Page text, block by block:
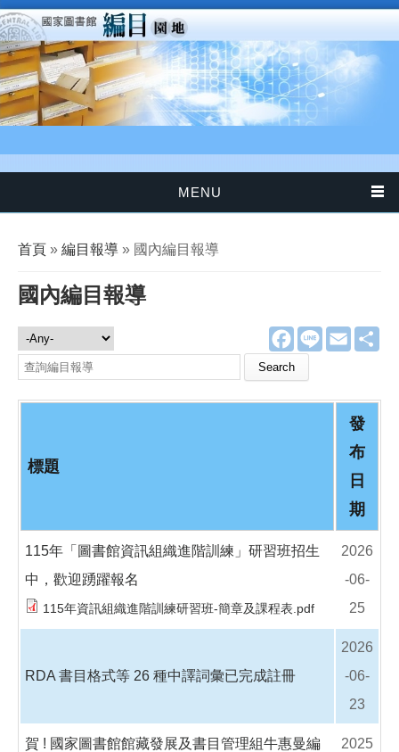
移至主內容
MENU
您在這裡
首頁 » 編目報導 » 國內編目報導
國內編目報導
F
a
e
o
L
E
m
編目報導
標題
發
布
日
期
115年「圖書館資訊組織進階訓練」研習班招生
中，歡迎踴躍報名
115年資訊組織進階訓練研習班-簡章及課程表.pdf
2026
-06-
25
RDA 書目格式等 26 種中譯詞彙已完成註冊
2026
-06-
23
賀 ! 國家圖書館館藏發展及書目管理組牛惠曼編
2025